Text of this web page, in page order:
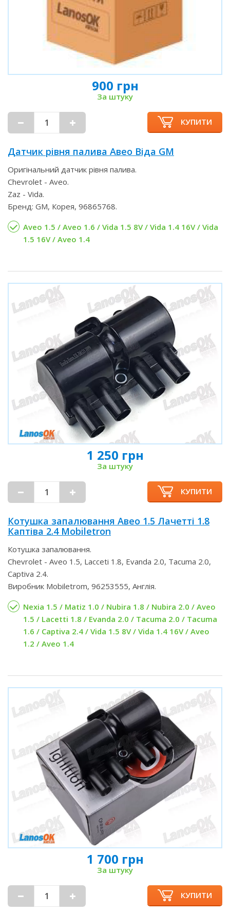
900 грн
За штуку
КУПИТИ
Датчик рівня палива Авео Віда GM
Оригінальний датчик рівня палива.
Chevrolet - Aveo.
Zaz - Vida.
Бренд: GM, Корея, 96865768.
Aveo 1.5 / Aveo 1.6 / Vida 1.5 8V / Vida 1.4 16V / Vida
1.5 16V / Aveo 1.4
1 250 грн
За штуку
КУПИТИ
Котушка запалювання Авео 1.5 Лачетті 1.8
Каптіва 2.4 Mobiletron
Котушка запалювання.
Chevrolet - Aveo 1.5, Lacceti 1.8, Evanda 2.0, Tacuma 2.0,
Captiva 2.4.
Виробник Mobiletrom, 96253555, Англія.
Nexia 1.5 / Matiz 1.0 / Nubira 1.8 / Nubira 2.0 / Aveo
1.5 / Lacetti 1.8 / Evanda 2.0 / Tacuma 2.0 / Tacuma
1.6 / Captiva 2.4 / Vida 1.5 8V / Vida 1.4 16V / Aveo
1.2 / Aveo 1.4
1 700 грн
За штуку
КУПИТИ